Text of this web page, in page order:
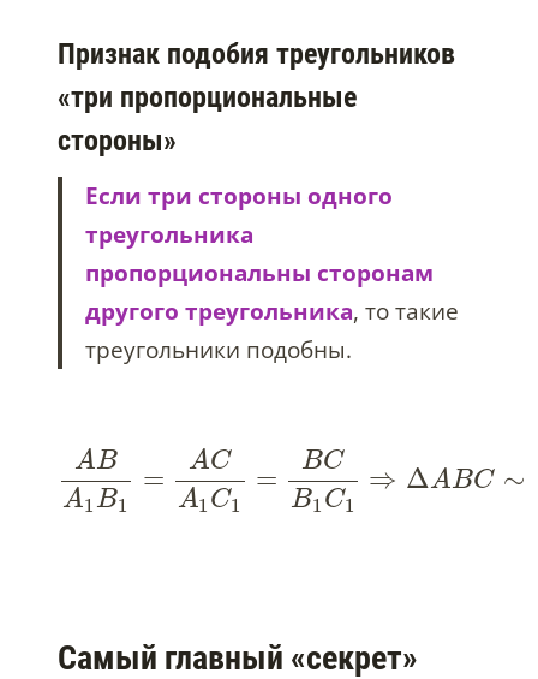
Признак подобия треугольников
«три пропорциональные
стороны»
Если три стороны одного
треугольника
пропорциональны сторонам
другого треугольника, то такие
треугольники подобны.
AB
A1 B1
=
AC
A1 C1
=
BC
B1 C1
⇒ ΔABC ∼
Самый главный «секрет»